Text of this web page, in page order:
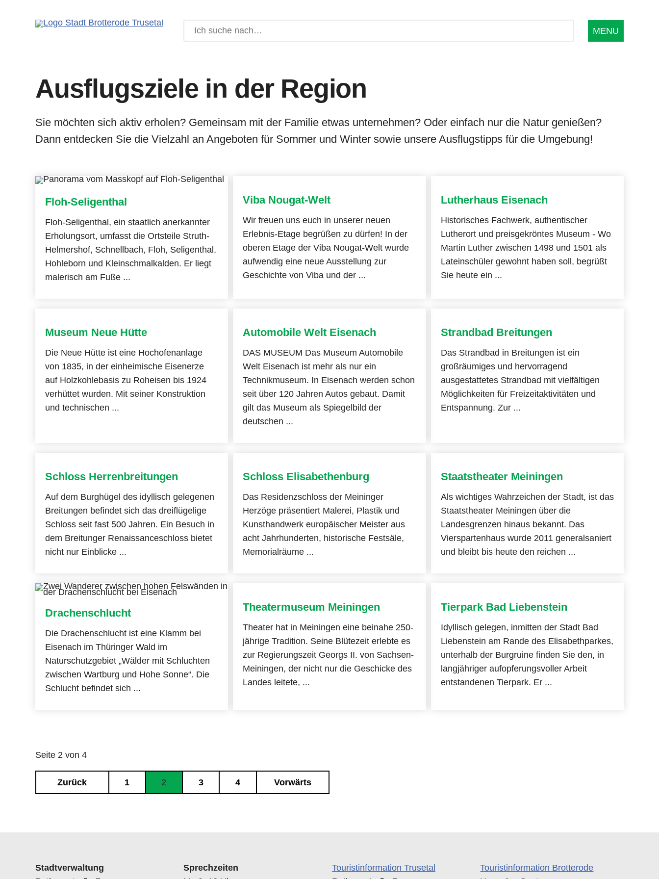
Suche
MENU
Ausflugsziele in der Region
Sie möchten sich aktiv erholen? Gemeinsam mit der Familie etwas unternehmen? Oder einfach nur die Natur genießen?
Dann entdecken Sie die Vielzahl an Angeboten für Sommer und Winter sowie unsere Ausflugstipps für die Umgebung!
Floh-Seligenthal
Floh-Seligenthal, ein staatlich anerkannter
Erholungsort, umfasst die Ortsteile Struth-
Helmershof, Schnellbach, Floh, Seligenthal,
Hohleborn und Kleinschmalkalden. Er liegt
malerisch am Fuße ...
Viba Nougat-Welt
Wir freuen uns euch in unserer neuen
Erlebnis-Etage begrüßen zu dürfen! In der
oberen Etage der Viba Nougat-Welt wurde
aufwendig eine neue Ausstellung zur
Geschichte von Viba und der ...
Lutherhaus Eisenach
Historisches Fachwerk, authentischer
Lutherort und preisgekröntes Museum - Wo
Martin Luther zwischen 1498 und 1501 als
Lateinschüler gewohnt haben soll, begrüßt
Sie heute ein ...
Museum Neue Hütte
Die Neue Hütte ist eine Hochofenanlage
von 1835, in der einheimische Eisenerze
auf Holzkohlebasis zu Roheisen bis 1924
verhüttet wurden. Mit seiner Konstruktion
und technischen ...
Automobile Welt Eisenach
DAS MUSEUM Das Museum Automobile
Welt Eisenach ist mehr als nur ein
Technikmuseum. In Eisenach werden schon
seit über 120 Jahren Autos gebaut. Damit
gilt das Museum als Spiegelbild der
deutschen ...
Strandbad Breitungen
Das Strandbad in Breitungen ist ein
großräumiges und hervorragend
ausgestattetes Strandbad mit vielfältigen
Möglichkeiten für Freizeitaktivitäten und
Entspannung. Zur ...
Schloss Herrenbreitungen
Auf dem Burghügel des idyllisch gelegenen
Breitungen befindet sich das dreiflügelige
Schloss seit fast 500 Jahren. Ein Besuch in
dem Breitunger Renaissanceschloss bietet
nicht nur Einblicke ...
Schloss Elisabethenburg
Das Residenzschloss der Meininger
Herzöge präsentiert Malerei, Plastik und
Kunsthandwerk europäischer Meister aus
acht Jahrhunderten, historische Festsäle,
Memorialräume ...
Staatstheater Meiningen
Als wichtiges Wahrzeichen der Stadt, ist das
Staatstheater Meiningen über die
Landesgrenzen hinaus bekannt. Das
Vierspartenhaus wurde 2011 generalsaniert
und bleibt bis heute den reichen ...
Drachenschlucht
Die Drachenschlucht ist eine Klamm bei
Eisenach im Thüringer Wald im
Naturschutzgebiet „Wälder mit Schluchten
zwischen Wartburg und Hohe Sonne“. Die
Schlucht befindet sich ...
Theatermuseum Meiningen
Theater hat in Meiningen eine beinahe 250-
jährige Tradition. Seine Blütezeit erlebte es
zur Regierungszeit Georgs II. von Sachsen-
Meiningen, der nicht nur die Geschicke des
Landes leitete, ...
Tierpark Bad Liebenstein
Idyllisch gelegen, inmitten der Stadt Bad
Liebenstein am Rande des Elisabethparkes,
unterhalb der Burgruine finden Sie den, in
langjähriger aufopferungsvoller Arbeit
entstandenen Tierpark. Er ...
Seite 2 von 4
Zurück 1 2 3 4 Vorwärts
Stadtverwaltung
Sprechzeiten
Touristinformation Trusetal
Touristinformation Brotterode
Stadtrat
Formulare
Niederschriften
Bekanntmachungen
Amtsblatt
Ausschreibungen
Stellenausschreibung
Schiedsstelle
Kontaktbereichsbeamter
Transparenzportal
Sportstätten
Vereine
Barrierefreiheitserklärung